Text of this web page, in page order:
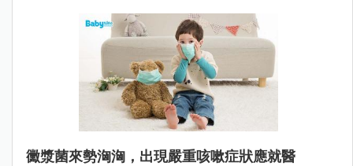
黴漿菌來勢洶洶，出現嚴重咳嗽症狀應就醫